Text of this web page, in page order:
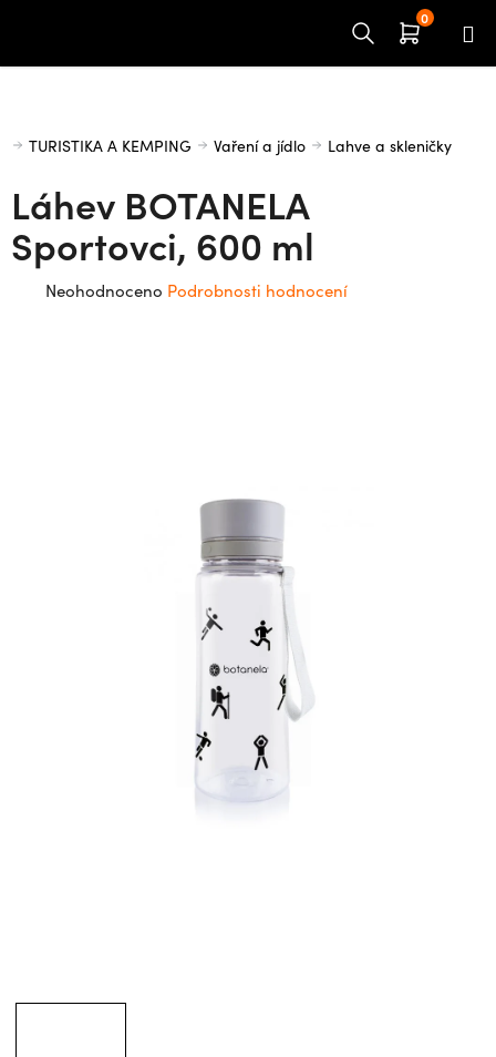
Domů
TURISTIKA A KEMPING Vaření a jídlo Lahve a skleničky
Láhev BOTANELA
Sportovci, 600 ml
Průměrné
Neohodnoceno Podrobnosti hodnocení